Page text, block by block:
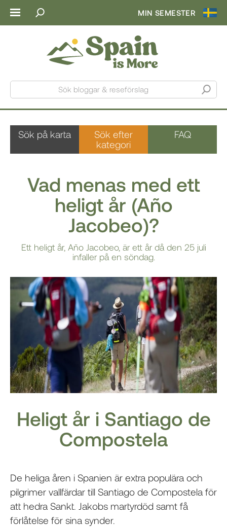
MIN SEMESTER
Sök bloggar & reseförslag
Sök på karta
Sök efter
kategori
FAQ
Vad menas med ett
heligt år (Año
Jacobeo)?
Ett heligt år, Año Jacobeo, är ett år då den 25 juli
infaller på en söndag.
Heligt år i Santiago de
Compostela
De heliga åren i Spanien är extra populära och
pilgrimer vallfärdar till Santiago de Compostela för
att hedra Sankt. Jakobs martyrdöd samt få
förlåtelse för sina synder.